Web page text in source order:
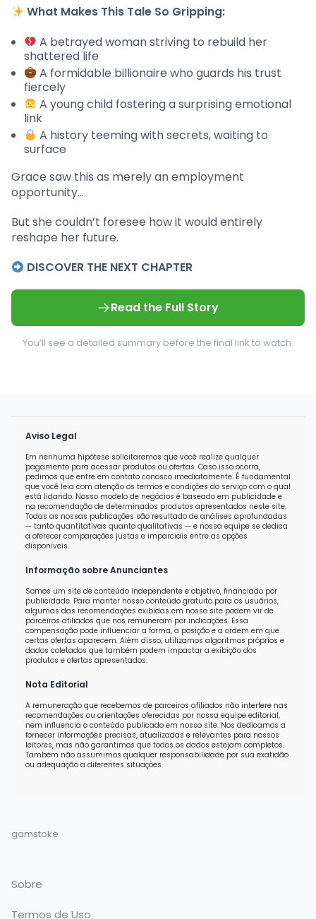
What Makes This Tale So Gripping:
A betrayed woman striving to rebuild her
shattered life
A formidable billionaire who guards his trust
fiercely
A young child fostering a surprising emotional
link
A history teeming with secrets, waiting to
surface
Grace saw this as merely an employment
opportunity…
But she couldn’t foresee how it would entirely
reshape her future.
DISCOVER THE NEXT CHAPTER
Read the Full Story
You’ll see a detailed summary before the final link to watch.
Aviso Legal
Em nenhuma hipótese solicitaremos que você realize qualquer
pagamento para acessar produtos ou ofertas. Caso isso ocorra,
pedimos que entre em contato conosco imediatamente. É fundamental
que você leia com atenção os termos e condições do serviço com o qual
está lidando. Nosso modelo de negócios é baseado em publicidade e
na recomendação de determinados produtos apresentados neste site.
Todas as nossas publicações são resultado de análises aprofundadas
— tanto quantitativas quanto qualitativas — e nossa equipe se dedica
a oferecer comparações justas e imparciais entre as opções
disponíveis.
Informação sobre Anunciantes
Somos um site de conteúdo independente e objetivo, financiado por
publicidade. Para manter nosso conteúdo gratuito para os usuários,
algumas das recomendações exibidas em nosso site podem vir de
parceiros afiliados que nos remuneram por indicações. Essa
compensação pode influenciar a forma, a posição e a ordem em que
certas ofertas aparecem. Além disso, utilizamos algoritmos próprios e
dados coletados que também podem impactar a exibição dos
produtos e ofertas apresentados.
Nota Editorial
A remuneração que recebemos de parceiros afiliados não interfere nas
recomendações ou orientações oferecidas por nossa equipe editorial,
nem influencia o conteúdo publicado em nosso site. Nos dedicamos a
fornecer informações precisas, atualizadas e relevantes para nossos
leitores, mas não garantimos que todos os dados estejam completos.
Também não assumimos qualquer responsabilidade por sua exatidão
ou adequação a diferentes situações.
gamstoke
Sobre
Termos de Uso